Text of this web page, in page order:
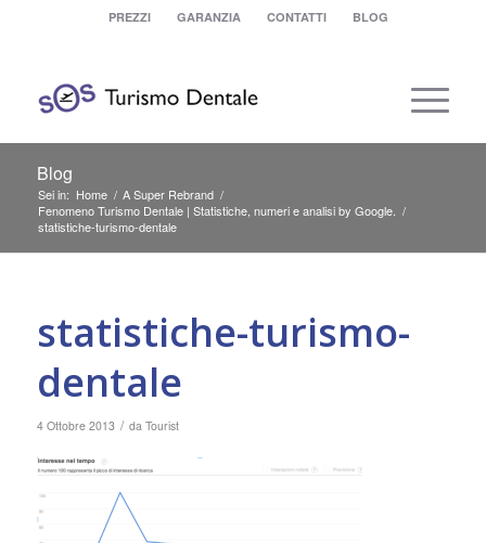
PREZZI GARANZIA CONTATTI BLOG
Blog
Sei in: Home / A Super Rebrand /
Fenomeno Turismo Dentale | Statistiche, numeri e analisi by Google. /
statistiche-turismo-dentale
statistiche-turismo-
dentale
4 Ottobre 2013 / da Tourist